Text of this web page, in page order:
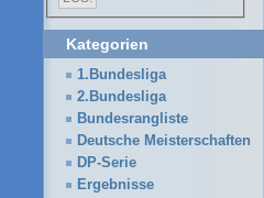
Kategorien
1.Bundesliga
2.Bundesliga
Bundesrangliste
Deutsche Meisterschaften
DP-Serie
Ergebnisse